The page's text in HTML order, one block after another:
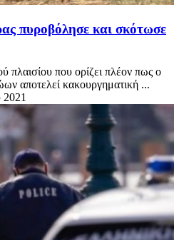
πυροβόλησε και σκότωσε
πλαισίου που ορίζει πλέον πως ο
αποτελεί κακουργηματική ...